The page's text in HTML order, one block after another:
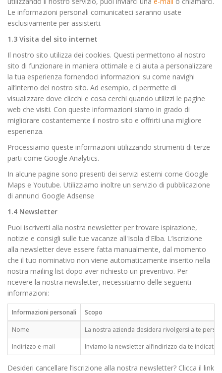
Le informazioni personali comunicateci saranno usate
esclusivamente per assisterti.
1.3 Visita del sito internet
Il nostro sito utilizza dei cookies. Questi permettono al nostro
sito di funzionare in maniera ottimale e ci aiuta a personalizzare
la tua esperienza fornendoci informazioni su come navighi
all’interno del nostro sito. Ad esempio, ci permette di
visualizzare dove clicchi e cosa cerchi quando utilizzi le pagine
web che visiti. Con queste informazioni siamo in grado di
migliorare costantemente il nostro sito e offrirti una migliore
esperienza.
Processiamo queste informazioni utilizzando strumenti di terze
parti come Google Analytics.
In alcune pagine sono presenti dei servizi esterni come Google
Maps e Youtube. Utilizziamo inoltre un servizio di pubblicazione
di annunci Google Adsense
1.4 Newsletter
Puoi iscriverti alla nostra newsletter per trovare ispirazione,
notizie e consigli sulle tue vacanze all'Isola d'Elba. L’iscrizione
alla newsletter deve essere fatta manualmente, dal momento
che il tuo nominativo non viene automaticamente inserito nella
nostra mailing list dopo aver richiesto un preventivo. Per
ricevere la nostra newsletter, necessitiamo delle seguenti
informazioni:
Informazioni personali Scopo
Nome
La nostra azienda desidera rivolgersi a te
Indirizzo e-mail
Inviamo la newsletter all’indirizzo da te indicato
Desideri cancellare l’iscrizione alla nostra newsletter? Clicca il link